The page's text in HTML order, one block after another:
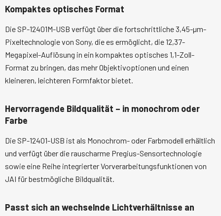
Kompaktes optisches Format
Die SP-12401M-USB verfügt über die fortschrittliche 3,45-µm-
Pixeltechnologie von Sony, die es ermöglicht, die 12,37-
Megapixel-Auflösung in ein kompaktes optisches 1,1-Zoll-
Format zu bringen, das mehr Objektivoptionen und einen
kleineren, leichteren Formfaktor bietet.
Hervorragende Bildqualität – in monochrom oder
Farbe
Die SP-12401-USB ist als Monochrom- oder Farbmodell erhältlich
und verfügt über die rauscharme Pregius-Sensortechnologie
sowie eine Reihe integrierter Vorverarbeitungsfunktionen von
JAI für bestmögliche Bildqualität.
Passt sich an wechselnde Lichtverhältnisse an